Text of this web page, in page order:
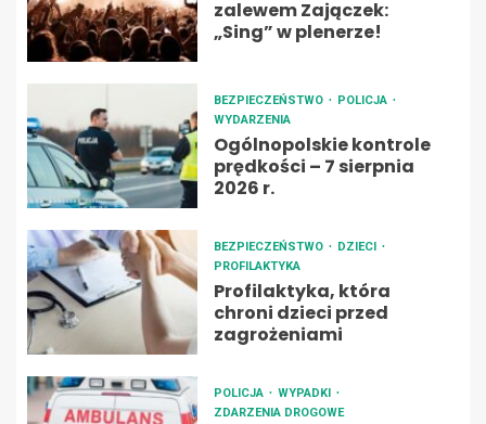
zalewem Zajączek:
„Sing” w plenerze!
BEZPIECZEŃSTWO
POLICJA
WYDARZENIA
Ogólnopolskie kontrole
prędkości – 7 sierpnia
2026 r.
BEZPIECZEŃSTWO
DZIECI
PROFILAKTYKA
Profilaktyka, która
chroni dzieci przed
zagrożeniami
POLICJA
WYPADKI
ZDARZENIA DROGOWE